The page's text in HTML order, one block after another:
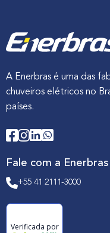
A Enerbras é uma das
chuveiros elétricos no
países.
Fale com a Enerbras
+55 41 2111-3000
Verificada por